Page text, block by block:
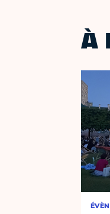
À